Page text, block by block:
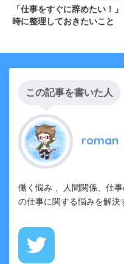
「仕事をすぐに辞めたい！
時に整理しておきたいこと
この記事を書いた人
roman
働く悩み 、人間関係、仕
の仕事に関する悩みを解決